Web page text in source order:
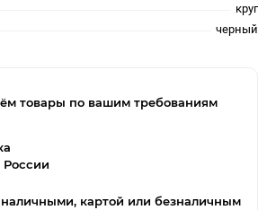
круг
черный
товары по вашим требованиям
России
картой или безналичным